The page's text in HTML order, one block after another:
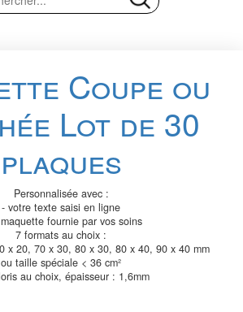
Coupe ou
Lot de 30
plaques
Personnalisée avec :
- votre texte saisi en ligne
fournie par vos soins
7 formats au choix :
x 20, 70 x 30, 80 x 30, 80 x 40, 90 x 40 mm
ou taille spéciale < 36 cm²
au choix, épaisseur : 1,6mm